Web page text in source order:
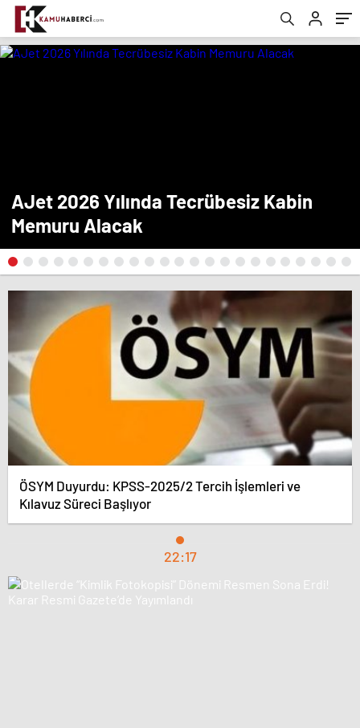
AJet 2026 Yılında Tecrübesiz Kabin
Memuru Alacak
ÖSYM Duyurdu: KPSS-2025/2 Tercih İşlemleri ve
Kılavuz Süreci Başlıyor
22:17